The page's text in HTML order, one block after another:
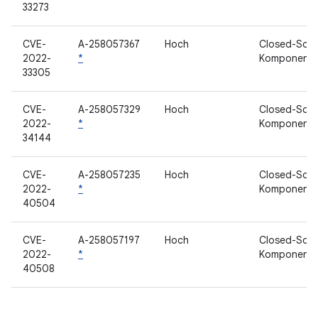
33273
CVE-
2022-
33305
A-258057367
*
Hoch
Closed-
Komponente
CVE-
2022-
34144
A-258057329
*
Hoch
Closed-
Komponente
CVE-
2022-
40504
A-258057235
*
Hoch
Closed-
Komponente
CVE-
2022-
40508
A-258057197
*
Hoch
Closed-
Komponente